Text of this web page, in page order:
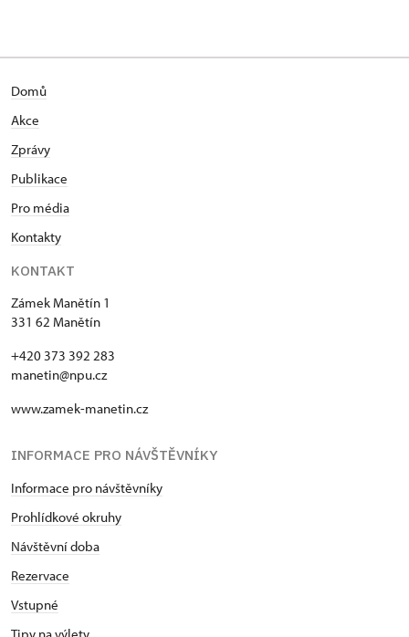
Domů
Akce
Zprávy
Publikace
Pro média
Kontakty
KONTAKT
Zámek Manětín 1
331 62 Manětín
+420 373 392 283
manetin@npu.cz
www.zamek-manetin.cz
INFORMACE PRO NÁVŠTĚVNÍKY
Informace pro návštěvníky
Prohlídkové okruhy
Návštěvní doba
Rezervace
Vstupné
Tipy na výlety